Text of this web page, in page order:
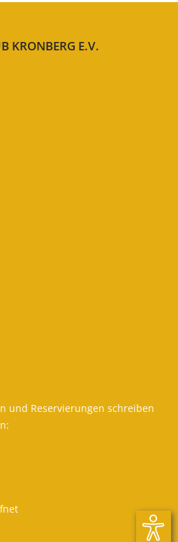
KRONBERG E.V.
und Reservierungen schreiben